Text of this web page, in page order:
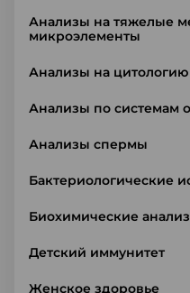
Анализы на тяжелые
микроэлементы
Анализы на цитологию
Анализы по системам
Анализы спермы
Бактериологические
Биохимические
Детский иммунитет
Женское здоровье